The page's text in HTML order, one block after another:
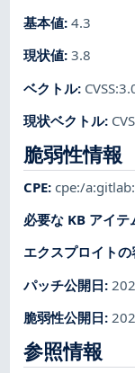
基本値:4.3
現状値:3.8
ベクトル:
現状ベクトル:
脆弱性情報
CPE:cpe:/
必要な KB アイテ
エクスプロイトの
パッチ公開日:
脆弱性公開日:
参照情報